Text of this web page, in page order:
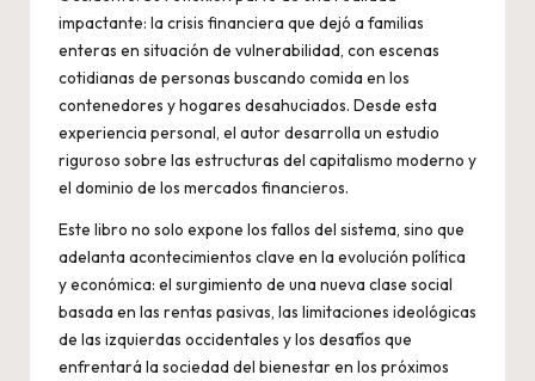
impactante: la crisis financiera que dejó a familias
enteras en situación de vulnerabilidad, con escenas
cotidianas de personas buscando comida en los
contenedores y hogares desahuciados. Desde esta
experiencia personal, el autor desarrolla un estudio
riguroso sobre las estructuras del capitalismo moderno y
el dominio de los mercados financieros.
Este libro no solo expone los fallos del sistema, sino que
adelanta acontecimientos clave en la evolución política
y económica: el surgimiento de una nueva clase social
basada en las rentas pasivas, las limitaciones ideológicas
de las izquierdas occidentales y los desafíos que
enfrentará la sociedad del bienestar en los próximos